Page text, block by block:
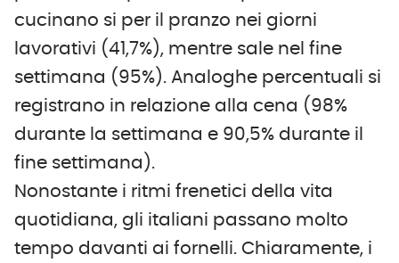
cucinano si per il pranzo nei giorni
lavorativi (41,7%), mentre sale nel fine
settimana (95%). Analoghe percentuali si
registrano in relazione alla cena (98%
durante la settimana e 90,5% durante il
fine settimana).
Nonostante i ritmi frenetici della vita
quotidiana, gli italiani passano molto
tempo davanti ai fornelli. Chiaramente, i